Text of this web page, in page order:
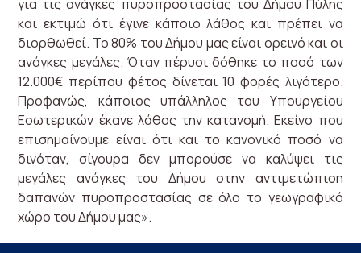
για τις ανάγκες πυροπροστασίας του Δήμου Πύλης
και εκτιμώ ότι έγινε κάποιο λάθος και πρέπει να
διορθωθεί. Το 80% του Δήμου μας είναι ορεινό και οι
ανάγκες μεγάλες. Όταν πέρυσι δόθηκε το ποσό των
12.000€ περίπου φέτος δίνεται 10 φορές λιγότερο.
Προφανώς, κάποιος υπάλληλος του Υπουργείου
Εσωτερικών έκανε λάθος την κατανομή. Εκείνο που
επισημαίνουμε είναι ότι και το κανονικό ποσό να
δινόταν, σίγουρα δεν μπορούσε να καλύψει τις
μεγάλες ανάγκες του Δήμου στην αντιμετώπιση
δαπανών πυροπροστασίας σε όλο το γεωγραφικό
χώρο του Δήμου μας».